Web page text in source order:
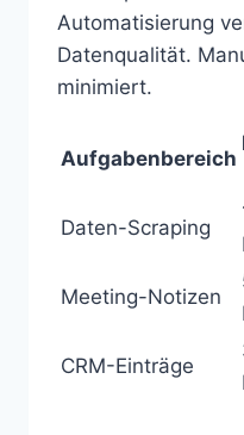
Automatisierung
Datenqualität.
minimiert.
Aufgabenbereich
Daten-Scraping
Meeting-Notizen
CRM-Einträge